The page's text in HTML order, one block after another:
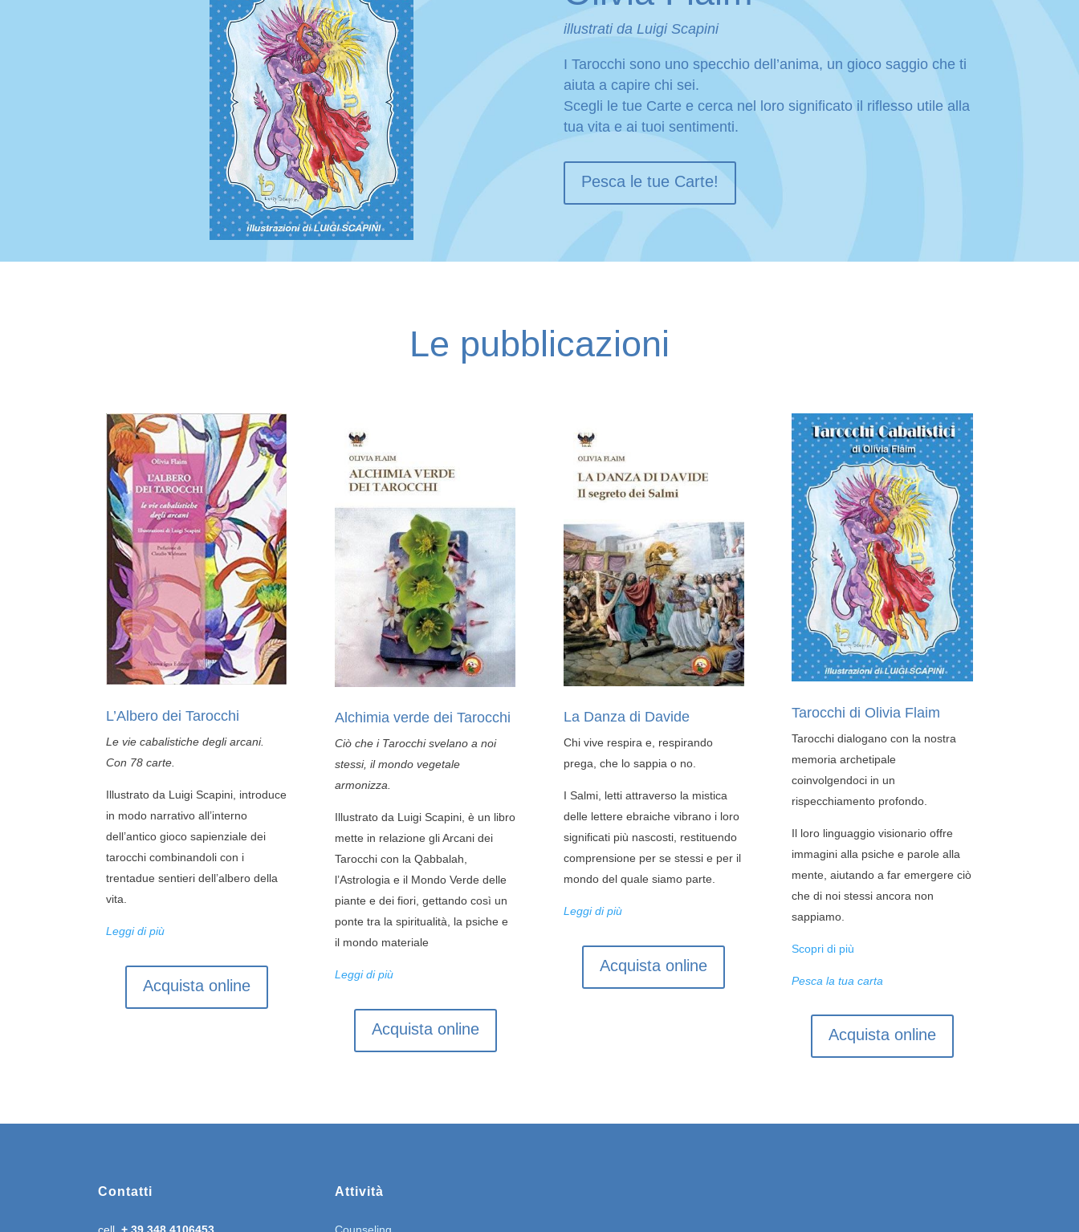
illustrati da Luigi Scapini
I Tarocchi sono uno specchio dell’anima, un gioco saggio che ti
aiuta a capire chi sei.
Scegli le tue Carte e cerca nel loro significato il riflesso utile alla
tua vita e ai tuoi sentimenti.
Pesca le tue Carte!
Le pubblicazioni
L’Albero dei Tarocchi
Le vie cabalistiche degli arcani.
Con 78 carte.
Illustrato da Luigi Scapini, introduce
in modo narrativo all’interno
dell’antico gioco sapienziale dei
tarocchi combinandoli con i
trentadue sentieri dell’albero della
vita.
Leggi di più
Acquista online
Alchimia verde dei Tarocchi
Ciò che i Tarocchi svelano a noi
stessi, il mondo vegetale
armonizza.
Illustrato da Luigi Scapini, è un libro
mette in relazione gli Arcani dei
Tarocchi con la Qabbalah,
l’Astrologia e il Mondo Verde delle
piante e dei fiori, gettando così un
ponte tra la spiritualità, la psiche e
il mondo materiale
Leggi di più
Acquista online
La Danza di Davide
Chi vive respira e, respirando
prega, che lo sappia o no.
I Salmi, letti attraverso la mistica
delle lettere ebraiche vibrano i loro
significati più nascosti, restituendo
comprensione per se stessi e per il
mondo del quale siamo parte.
Leggi di più
Acquista online
Tarocchi di Olivia Flaim
Tarocchi dialogano con la nostra
memoria archetipale
coinvolgendoci in un
rispecchiamento profondo.
Il loro linguaggio visionario offre
immagini alla psiche e parole alla
mente, aiutando a far emergere ciò
che di noi stessi ancora non
sappiamo.
Scopri di più
Pesca la tua carta
Acquista online
Contatti Attività